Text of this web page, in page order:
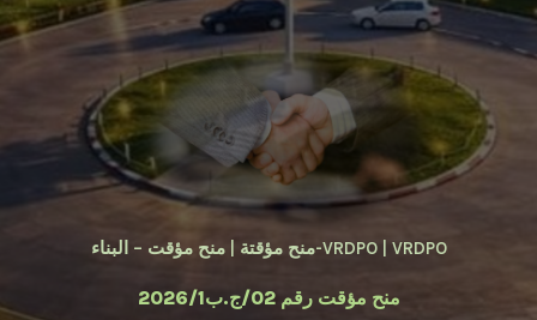
VRDPO| VRDPO-منح مؤقتة |منح مؤقت – البناء
منح مؤقت رقم 02/ج.ب2026/1